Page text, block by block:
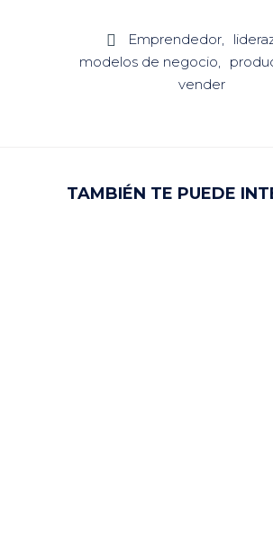
 Emprendedor
modelos de negocio
vender
TAMBIÉN TE PUEDE